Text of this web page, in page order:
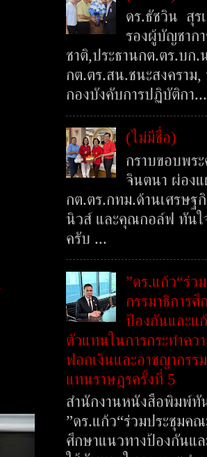
ดร.ธัชวิน สุร
รองผู้บัญชาก
ชาติ,ประธานกต.ตร.บก.
กต.ตร.สน.ชนะสงคราม,
กองบังคับการปฏิบัติกา...
(ไม่มีชื่อ)
กราบขอบพร
จินตนา ผ่อง
กต.ตร.กทม.ด้านเศรษฐ
นิวส์ และคุณกอล์ฟ ทันใ
ครับ ...
”ดร.แก้ว“ร่ว
กรรมาธิการ
ป้องกันและแ
ตัวแทนในการกระทำคว
ฟอกเงินและอาชญากรร
แทนราษฎรครั้งที่ 5
สำนักงานหนังสือพิมพ์ทั
”ดร.แก้ว“ร่วมประชุมค
ศึกษาแนวทางป้องกันแ